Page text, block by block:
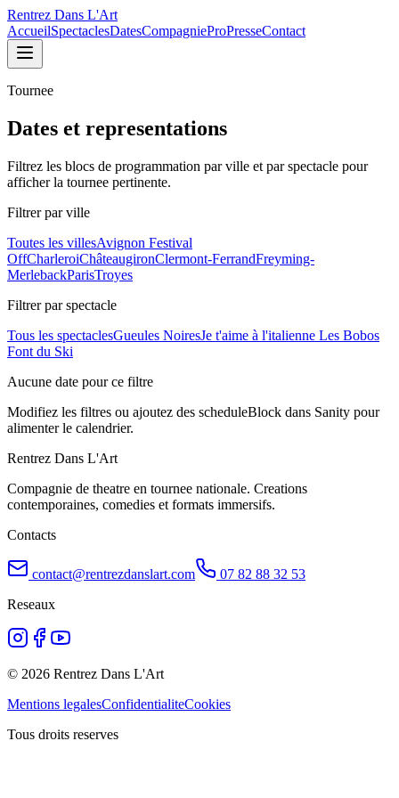
Rentrez Dans L'Art
AccueilSpectaclesDatesCompagnieProPresseContact
Tournee
Dates et representations
Filtrez les blocs de programmation par ville et par spectacle pour
afficher la tournee pertinente.
Filtrer par ville
Toutes les villesAvignon Festival
OffCharleroiChâteaugironClermont-FerrandFreyming-
MerlebackParisTroyes
Filtrer par spectacle
Tous les spectaclesGueules NoiresJe t'aime à l'italienne Les Bobos
Font du Ski
Aucune date pour ce filtre
Modifiez les filtres ou ajoutez des scheduleBlock dans Sanity pour
alimenter le calendrier.
Rentrez Dans L'Art
Compagnie de theatre en tournee nationale. Creations
contemporaines, comedies et formats immersifs.
Contacts
contact@rentrezdanslart.com
07 82 88 32 53
Reseaux
© 2026 Rentrez Dans L'Art
Mentions legalesConfidentialiteCookies
Tous droits reserves